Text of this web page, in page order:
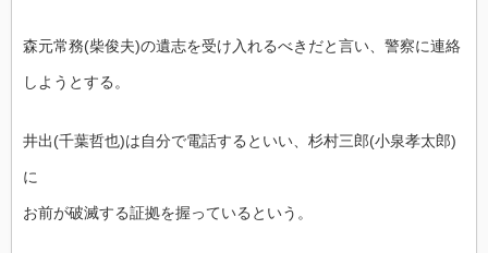
森元常務(柴俊夫)の遺志を受け入れるべきだと言い、警察に連絡
しようとする。
井出(千葉哲也)は自分で電話するといい、杉村三郎(小泉孝太郎)
に
お前が破滅する証拠を握っているという。